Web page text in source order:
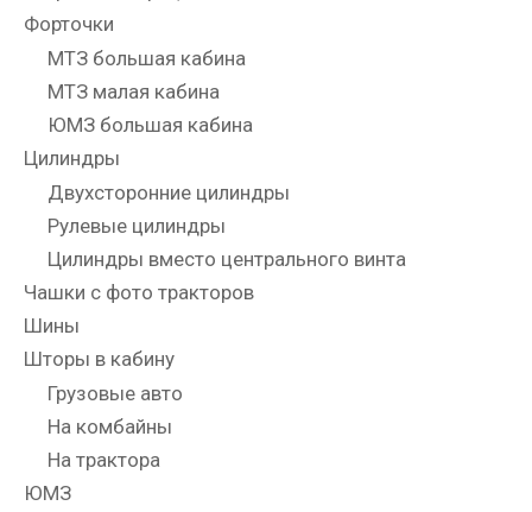
Форточки
МТЗ большая кабина
МТЗ малая кабина
ЮМЗ большая кабина
Цилиндры
Двухсторонние цилиндры
Рулевые цилиндры
Цилиндры вместо центрального винта
Чашки с фото тракторов
Шины
Шторы в кабину
Грузовые авто
На комбайны
На трактора
ЮМЗ